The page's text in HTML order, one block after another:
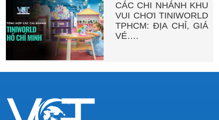
CÁC CHI NHÁNH KHU
VUI CHƠI TINIWORLD
TPHCM: ĐỊA CHỈ, GIÁ
VÉ….